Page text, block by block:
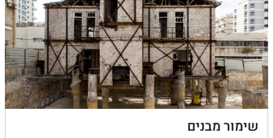
שימור מבנים